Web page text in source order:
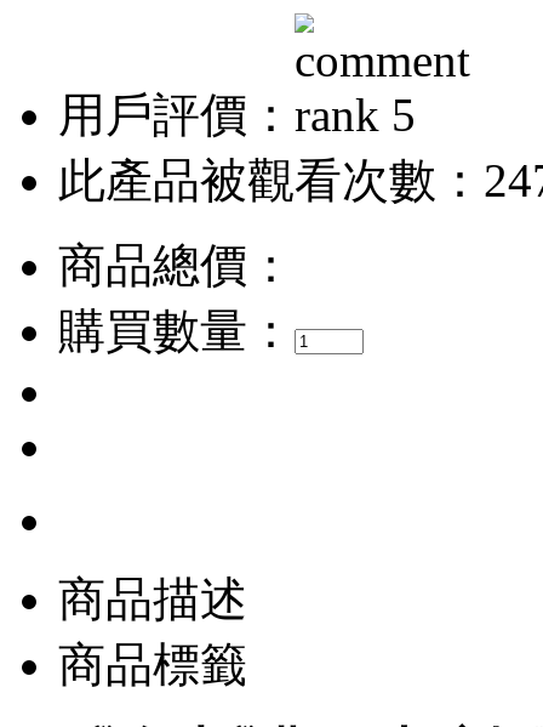
用戶評價：
此產品被觀看次數：
商品總價：
購買數量：
商品描述
商品標籤